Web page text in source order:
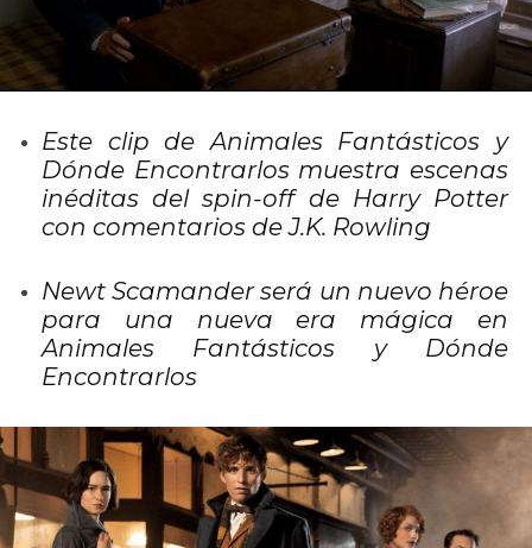
Este clip de Animales Fantásticos y
Dónde Encontrarlos muestra escenas
inéditas del spin-off de Harry Potter
con comentarios de J.K. Rowling
Newt Scamander será un nuevo héroe
para una nueva era mágica en
Animales Fantásticos y Dónde
Encontrarlos